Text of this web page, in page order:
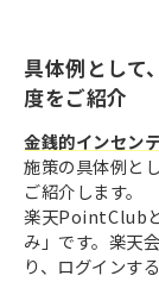
具体例とし
度をご紹介
金銭的インセン
施策の具体例と
ご紹介します。
楽天PointClub
み」です。楽天
り、ログインす